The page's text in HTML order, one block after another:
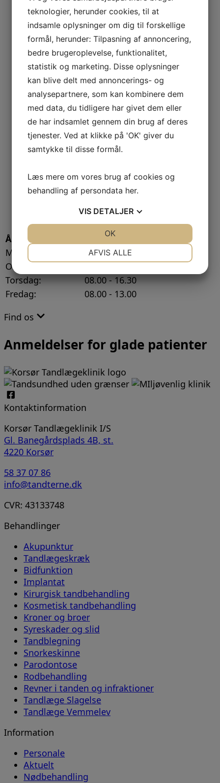
Åbningstider:
Mandag - Tirsdag:
08.00 - 18.00
Onsdag:
08.00 - 14.00
Torsdag:
08.00 - 16.30
Fredag:
08.00 - 13.00
Find os
Anmeldelser for glade patienter
Kontaktinformation
Korsør Tandlægeklinik I/S
Gl. Banegårdsplads 4B, st.
4220 Korsør
58 37 07 86
info@tandterne.dk
CVR: 43133748
Behandlinger
Akupunktur
Tandlægeskræk
Bidfunktion
Implantat
Kirurgisk tandbehandling
Kosmetisk tandbehandling
Kroner og broer
Syreskader og slid
Tandblegning
Snorkeskinne
Parodontose
Rodbehandling
Revner i tanden og infraktioner
Tandlæge Slagelse
Tandlæge Vemmelev
Information
Personale
Aktuelt
Nødbehandling
teknologier, herunder cookies, til at
indsamle oplysninger om dig til forskellige
formål, herunder: Tilpasning af annoncering,
bedre brugeroplevelse, funktionalitet,
statistik og marketing. Disse oplysninger
kan blive delt med annoncerings- og
analysepartnere, som kan kombinere dem
med data, du tidligere har givet dem eller
de har indsamlet gennem din brug af deres
tjenester. Ved at klikke på 'OK' giver du
samtykke til disse formål.
Læs mere om vores brug af cookies og
behandling af persondata her.
VIS DETALJER
MARKETING STATISTIK
AFVIS ALLE
OK